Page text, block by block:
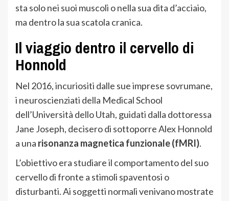
sta solo nei suoi muscoli o nella sua dita d’acciaio,
ma dentro la sua scatola cranica.
Il viaggio dentro il cervello di
Honnold
Nel 2016, incuriositi dalle sue imprese sovrumane,
i neuroscienziati della Medical School
dell’Università dello Utah, guidati dalla dottoressa
Jane Joseph, decisero di sottoporre Alex Honnold
a una risonanza magnetica funzionale (fMRI).
L’obiettivo era studiare il comportamento del suo
cervello di fronte a stimoli spaventosi o
disturbanti. Ai soggetti normali venivano mostrate